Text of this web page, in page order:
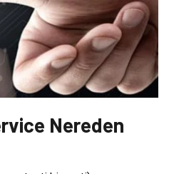
Nereden